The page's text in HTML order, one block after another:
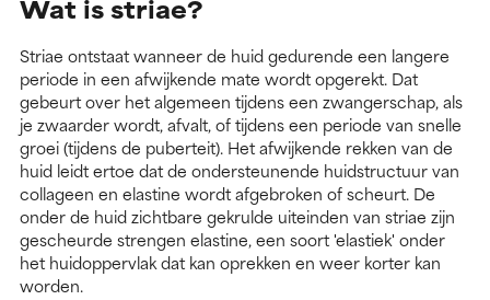
Wat is striae?
Striae ontstaat wanneer de huid gedurende een langere
periode in een afwijkende mate wordt opgerekt. Dat
gebeurt over het algemeen tijdens een zwangerschap, als
je zwaarder wordt, afvalt, of tijdens een periode van snelle
groei (tijdens de puberteit). Het afwijkende rekken van de
huid leidt ertoe dat de ondersteunende huidstructuur van
collageen en elastine wordt afgebroken of scheurt. De
onder de huid zichtbare gekrulde uiteinden van striae zijn
gescheurde strengen elastine, een soort 'elastiek' onder
het huidoppervlak dat kan oprekken en weer korter kan
worden.